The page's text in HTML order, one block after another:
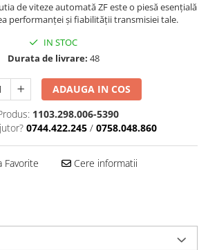
de viteze automată ZF este o piesă esențială
performanței și fiabilității transmisiei tale.
IN STOC
Durata de livrare: 48
ADAUGA IN COS
1103.298.006-5390
0744.422.245 / 0758.048.860
Favorite Cere informatii